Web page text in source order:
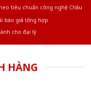
tiêu chuẩn công nghệ Châu
báo giá tổng hợp
cho đại lý
HÀNG